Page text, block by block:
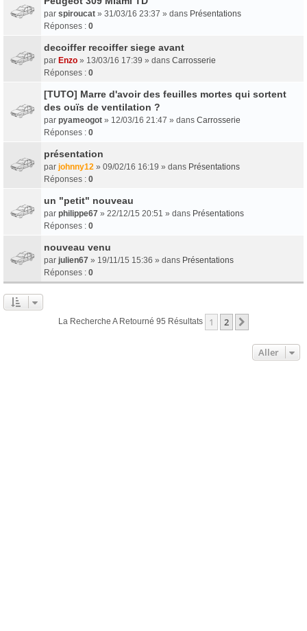
par spiroucat » 31/03/16 23:37 » dans Présentations
Réponses : 0
decoiffer recoiffer siege avant
par Enzo » 13/03/16 17:39 » dans Carrosserie
Réponses : 0
[TUTO] Marre d'avoir des feuilles mortes qui sortent
des ouïs de ventilation ?
par pyameogot » 12/03/16 21:47 » dans Carrosserie
Réponses : 0
présentation
par johnny12 » 09/02/16 16:19 » dans Présentations
Réponses : 0
un "petit" nouveau
par philippe67 » 22/12/15 20:51 » dans Présentations
Réponses : 0
nouveau venu
par julien67 » 19/11/15 15:36 » dans Présentations
Réponses : 0
La Recherche A Retourné 95 Résultats 1 2
Aller